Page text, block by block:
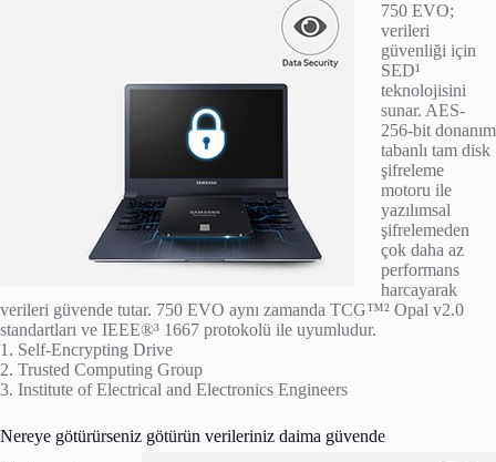
750 EVO;
verileri
güvenliği için
SED¹
teknolojisini
sunar. AES-
256-bit donanım
tabanlı tam disk
şifreleme
motoru ile
yazılımsal
şifrelemeden
çok daha az
performans
harcayarak
verileri güvende tutar. 750 EVO aynı zamanda TCG™² Opal v2.0
standartları ve IEEE®³ 1667 protokolü ile uyumludur.
1. Self-Encrypting Drive
2. Trusted Computing Group
3. Institute of Electrical and Electronics Engineers
Nereye götürürseniz götürün verileriniz daima güvende